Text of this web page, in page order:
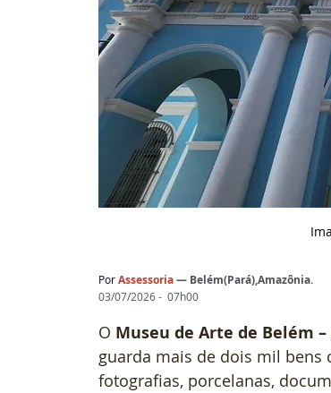
Por Assessoria — Belém(Pará),Amazônia.
03/07/2026 -  07h00
O Museu de Arte de Belém –
guarda mais de dois mil
fotografias, porcelanas,